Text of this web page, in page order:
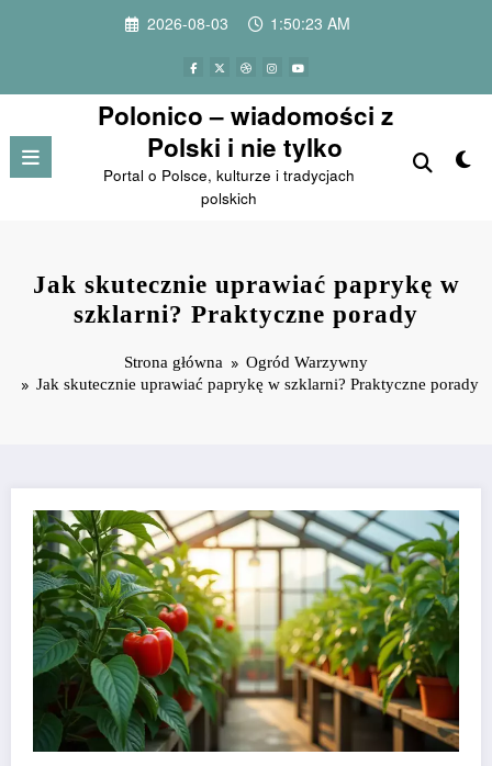
2026-08-03 1:50:24 AM
Polonico – wiadomości z
Polski i nie tylko
Portal o Polsce, kulturze i tradycjach
polskich
Jak skutecznie uprawiać paprykę w
szklarni? Praktyczne porady
Strona główna
Ogród Warzywny
Jak skutecznie uprawiać paprykę w szklarni? Praktyczne porady